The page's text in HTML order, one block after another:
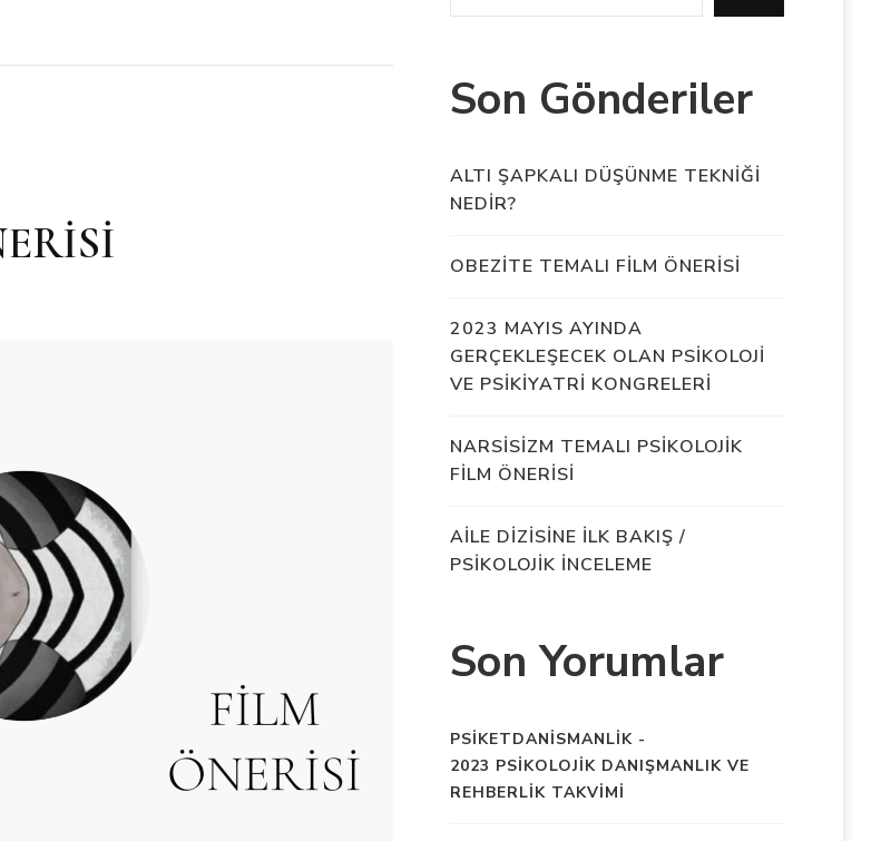
Son Gönderiler
ALTI ŞAPKALI DÜŞÜNME TEKNİĞİ
NEDİR?
OBEZİTE TEMALI FİLM ÖNERİSİ
2023 MAYIS AYINDA
GERÇEKLEŞECEK OLAN PSİKOLOJİ
VE PSİKİYATRİ KONGRELERİ
NARSİSİZM TEMALI PSİKOLOJİK
FİLM ÖNERİSİ
AİLE DİZİSİNE İLK BAKIŞ /
PSİKOLOJİK İNCELEME
Son Yorumlar
PSIKETDANISMANLIK-
2023 PSİKOLOJİK DANIŞMANLIK VE
REHBERLİK TAKVİMİ